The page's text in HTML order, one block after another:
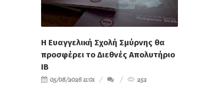
Η Ευαγγελική Σχολή Σμύρνης θα
προσφέρει το Διεθνές Απολυτήριο
IB
05/08/2026 11:01 252